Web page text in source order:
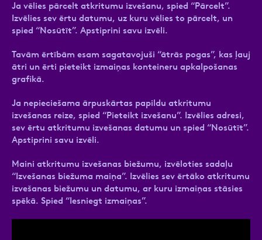
Ja vēlies pārcelt atkritumu izvešanu, spied “Pārcelt”.
Izvēlies sev ērtu datumu, uz kuru vēlies to pārcelt, un
spied “Nosūtīt”. Apstiprini savu izvēli.
Tavām ērtībām esam sagatavojuši “ātrās pogas”, kas ļauj
ātri un ērti pieteikt izmaiņas konteineru apkalpošanas
grafikā.
Ja nepieciešama ārpuskārtas papildu atkritumu
izvešanas reize, spied “Pieteikt izvešanu”. Izvēlies adresi,
sev ērtu atkritumu izvešanas datumu un spied “Nosūtīt”.
Apstiprini savu izvēli.
Maini atkritumu izvešanas biežumu, izvēloties sadaļu
“Izvešanas biežuma maiņa”. Izvēlies sev ērtāko atkritumu
izvešanas biežumu un datumu, ar kuru izmaiņas stāsies
spēkā. Spied “Iesniegt izmaiņas”.
Atzīmējiet, ka piekrītat personas datu